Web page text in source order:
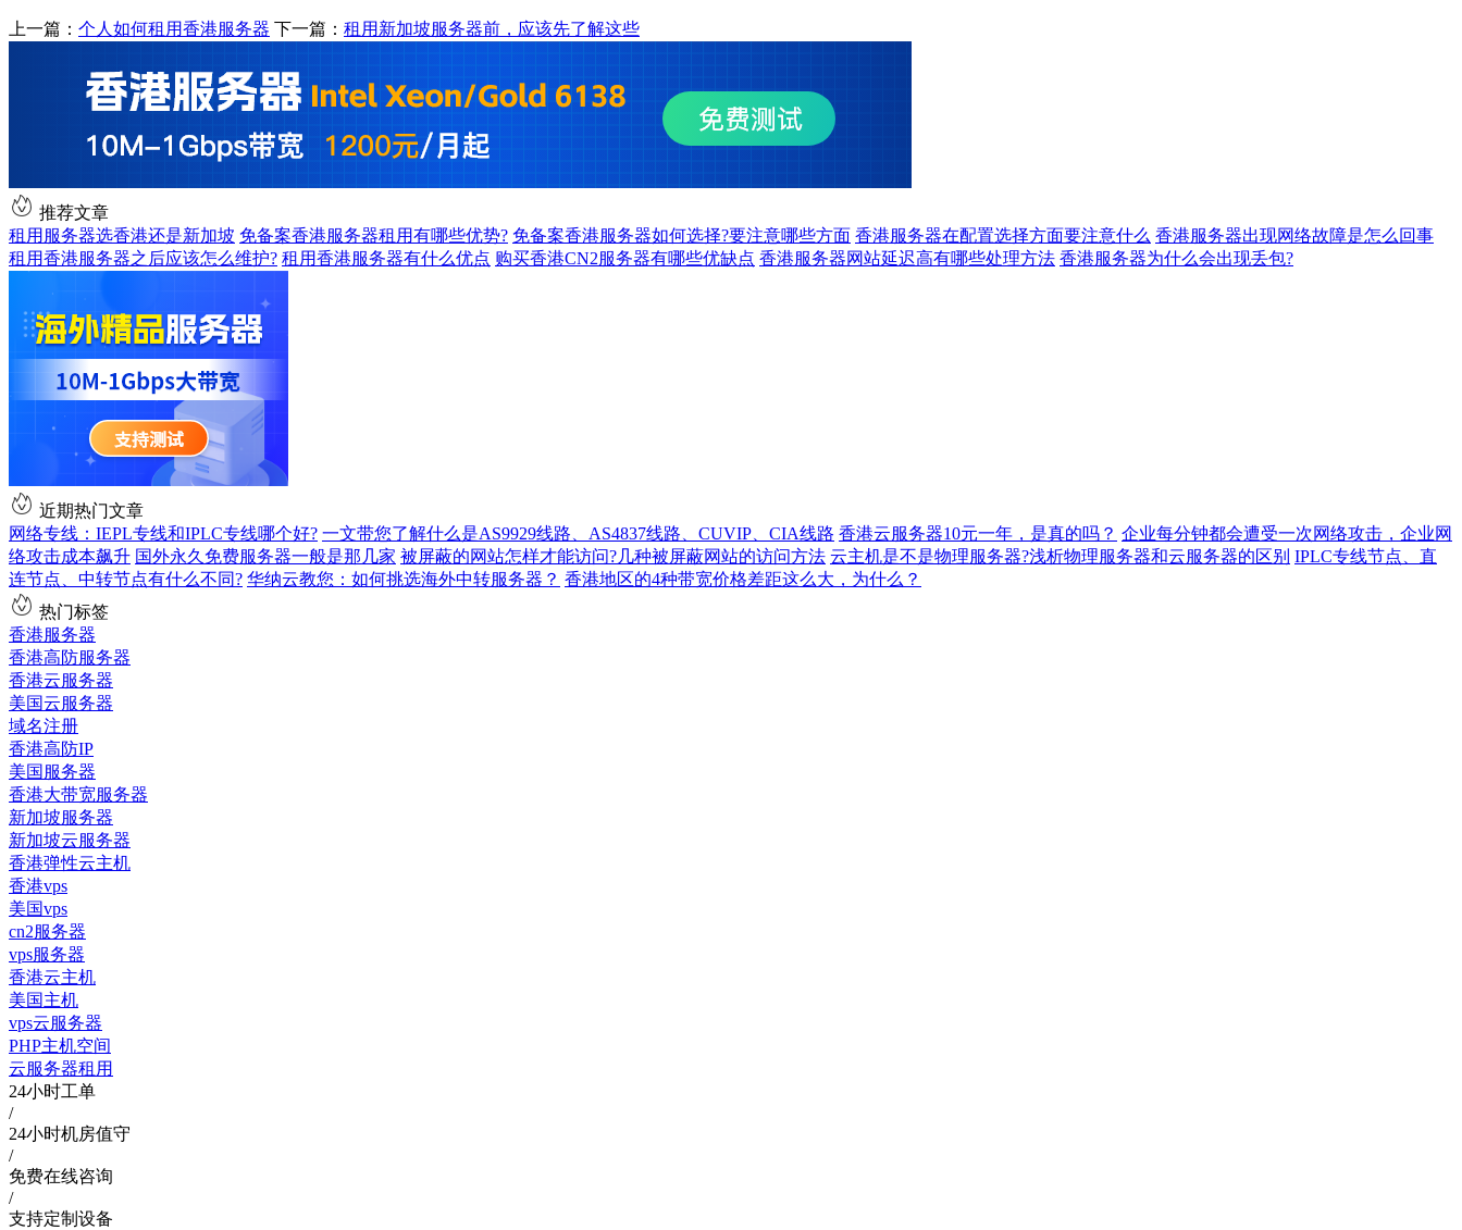
上一篇： 个人如何租用香港服务器 下一篇： 租用新加坡服务器前，应该先了解这些
推荐文章
租用服务器选香港还是新加坡 免备案香港服务器租用有哪些优势? 免备案香港服务器如何选择?要注意哪些方面 香港服务器在配置选择方面要注意什么 香港服务器出现网络故障是怎么回事
租用香港服务器之后应该怎么维护? 租用香港服务器有什么优点 购买香港CN2服务器有哪些优缺点 香港服务器网站延迟高有哪些处理方法 香港服务器为什么会出现丢包?
近期热门文章
网络专线：IEPL专线和IPLC专线哪个好? 一文带您了解什么是AS9929线路、AS4837线路、CUVIP、CIA线路 香港云服务器10元一年，是真的吗？ 企业每分钟都会遭受一次网络攻击，企业网
络攻击成本飙升 国外永久免费服务器一般是那几家 被屏蔽的网站怎样才能访问?几种被屏蔽网站的访问方法 云主机是不是物理服务器?浅析物理服务器和云服务器的区别 IPLC专线节点、直
连节点、中转节点有什么不同? 华纳云教您：如何挑选海外中转服务器？ 香港地区的4种带宽价格差距这么大，为什么？
热门标签
香港服务器
香港高防服务器
香港云服务器
美国云服务器
域名注册
香港高防IP
美国服务器
香港大带宽服务器
新加坡服务器
新加坡云服务器
香港弹性云主机
香港vps
美国vps
cn2服务器
vps服务器
香港云主机
美国主机
vps云服务器
PHP主机空间
云服务器租用
24小时工单
/
24小时机房值守
/
免费在线咨询
/
支持定制设备